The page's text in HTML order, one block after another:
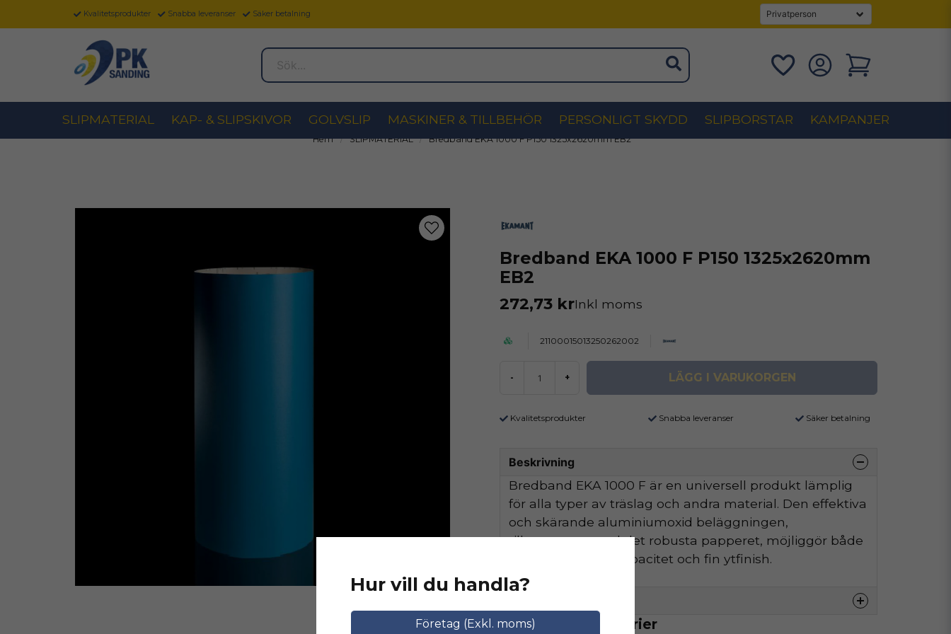
Kvalitetsprodukter Snabba leveranser Säker betalning
Sök...
SLIPMATERIAL KAP- & SLIPSKIVOR GOLVSLIP MASKINER & TILLBEHÖR PERSONLIGT SKYDD SLIPBORSTAR KAMPANJER
Hem SLIPMATERIAL Bredband EKA 1000 F P150 1325x2620mm EB2
Bredband EKA 1000 F P150 1325x2620mm
EB2
272,73 krInkl moms
21100015013250262002
- + LÄGG I VARUKORGEN
Kvalitetsprodukter Snabba leveranser Säker betalning
Beskrivning
Bredband EKA 1000 F är en universell produkt lämplig
för alla typer av träslag och andra material. Den effektiva
och skärande aluminiumoxid beläggningen,
tillsammans med det robusta papperet, möjliggör både
hög avverkningskapacitet och fin ytfinish.
Relaterade kategorier
Hur vill du handla?
Företag (Exkl. moms)